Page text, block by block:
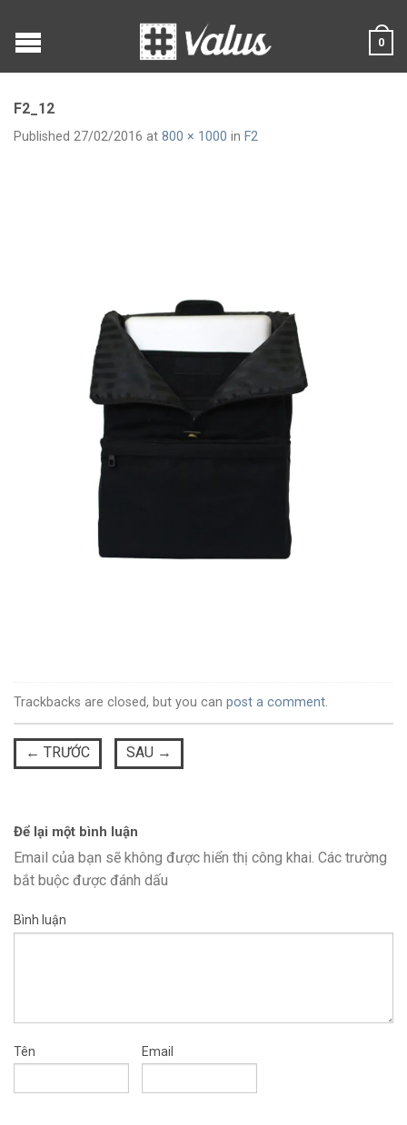
0
F2_12
Published 27/02/2016 at 800 × 1000 in F2
Trackbacks are closed, but you can post a comment.
← TRƯỚC SAU →
Để lại một bình luận
Email của bạn sẽ không được hiển thị công khai. Các trường
bắt buộc được đánh dấu
Bình luận
Tên Email